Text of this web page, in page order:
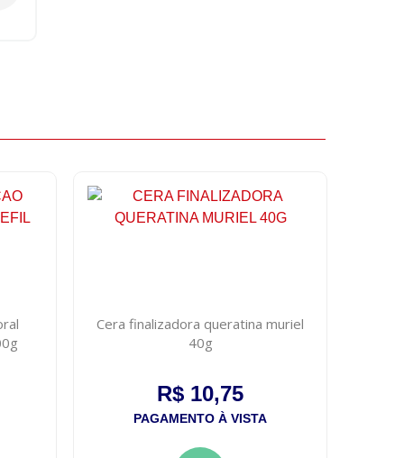
Cera finalizadora queratina muriel
40g
R$ 10,75
PAGAMENTO À VISTA